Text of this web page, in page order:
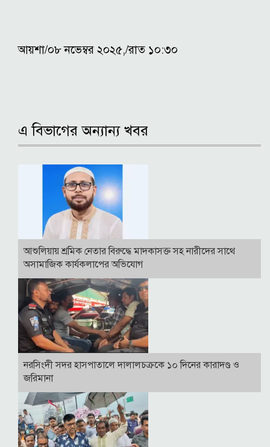
আয়শা/০৮ নভেম্বর ২০২৫,/রাত ১০:৩০
এ বিভাগের অন্যান্য খবর
আশুলিয়ায় শ্রমিক নেতার বিরুদ্ধে মাদকাসক্ত সহ নারীদের সাথে
অসামাজিক কার্যকলাপের অভিযোগ
নরসিংদী সদর হাসপাতালে দালালচক্রকে ১০ দিনের কারাদণ্ড ও
জরিমানা